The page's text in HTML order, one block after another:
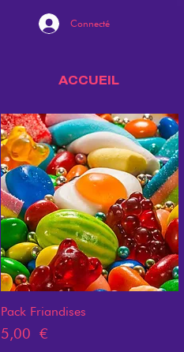
Connecté
ACCUEIL
Aperçu rapide
Pack Friandises
Prix
5,00 €